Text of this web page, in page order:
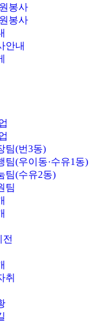
봉사
봉사
안내
팀(번3동)
팀(우이동·수유1동)
팀(수유2동)
팀
취